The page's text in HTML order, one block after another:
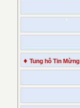
♦ Tung hô Tin Mừng